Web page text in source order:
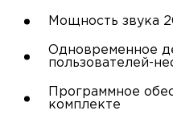
Мощность звука
Одновременное
пользователей-
Программное
комплекте